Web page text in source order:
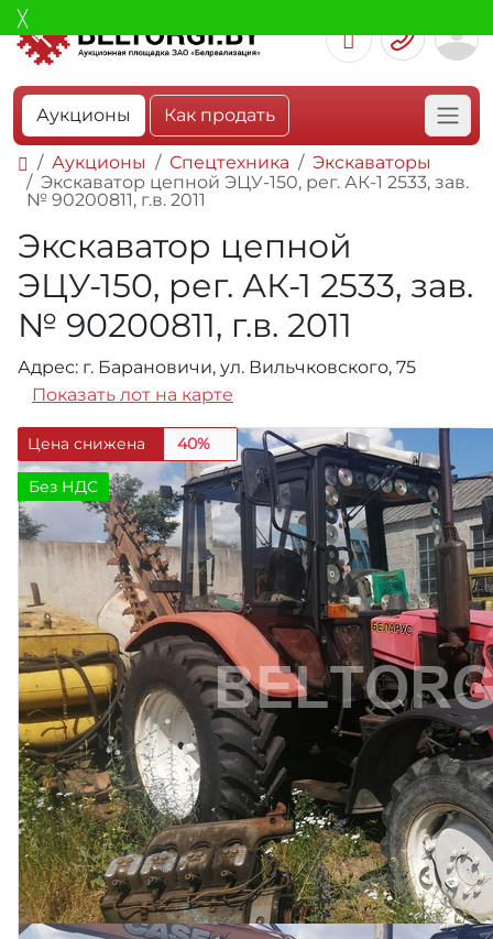
Аукционы Как продать
Аукционы Спецтехника
Экскаваторы
Экскаватор цепной ЭЦУ-150, рег. АК-1 2533, зав.
№ 90200811, г.в. 2011
Экскаватор цепной
ЭЦУ-150, рег. АК-1 2533, зав.
№ 90200811, г.в. 2011
Адрес: г. Барановичи, ул. Вильчковского, 75
Показать лот на карте
Цена снижена 40%
Без НДС